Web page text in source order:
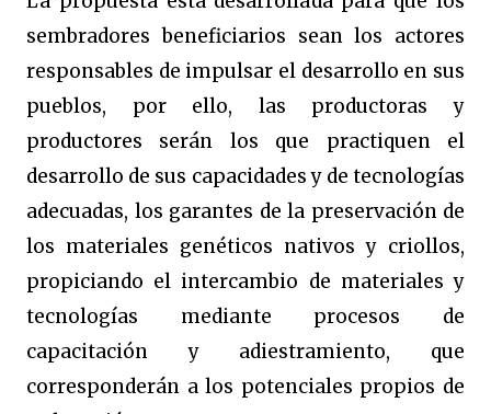
sembradores beneficiarios sean los actores
responsables de impulsar el desarrollo en sus
pueblos, por ello, las productoras y
productores serán los que practiquen el
desarrollo de sus capacidades y de tecnologías
adecuadas, los garantes de la preservación de
los materiales genéticos nativos y criollos,
propiciando el intercambio de materiales y
tecnologías mediante procesos de
capacitación y adiestramiento, que
corresponderán a los potenciales propios de